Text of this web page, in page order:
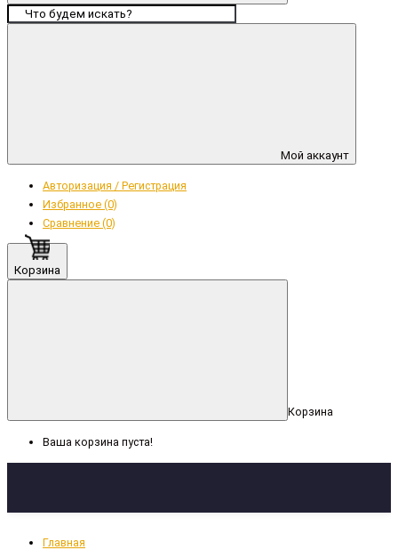
Мой аккаунт
Авторизация / Регистрация
Избранное (0)
Сравнение (0)
Корзина
Корзина
Ваша корзина пуста!
Главная